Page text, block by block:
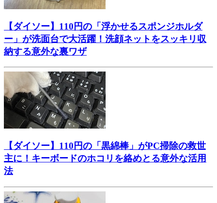
【ダイソー】110円の「浮かせるスポンジホルダ
ー」が洗面台で大活躍！洗顔ネットをスッキリ収
納する意外な裏ワザ
【ダイソー】110円の「黒綿棒」がPC掃除の救世
主に！キーボードのホコリを絡めとる意外な活用
法